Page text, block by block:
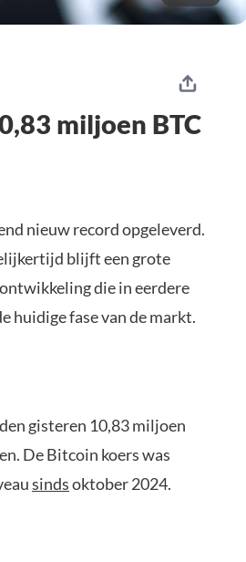
miljoen BTC
nieuw record opgeleverd.
blijft een grote
die in eerdere
huidige fase van de markt.
gisteren 10,83 miljoen
De Bitcoin koers was
sindsoktober 2024.